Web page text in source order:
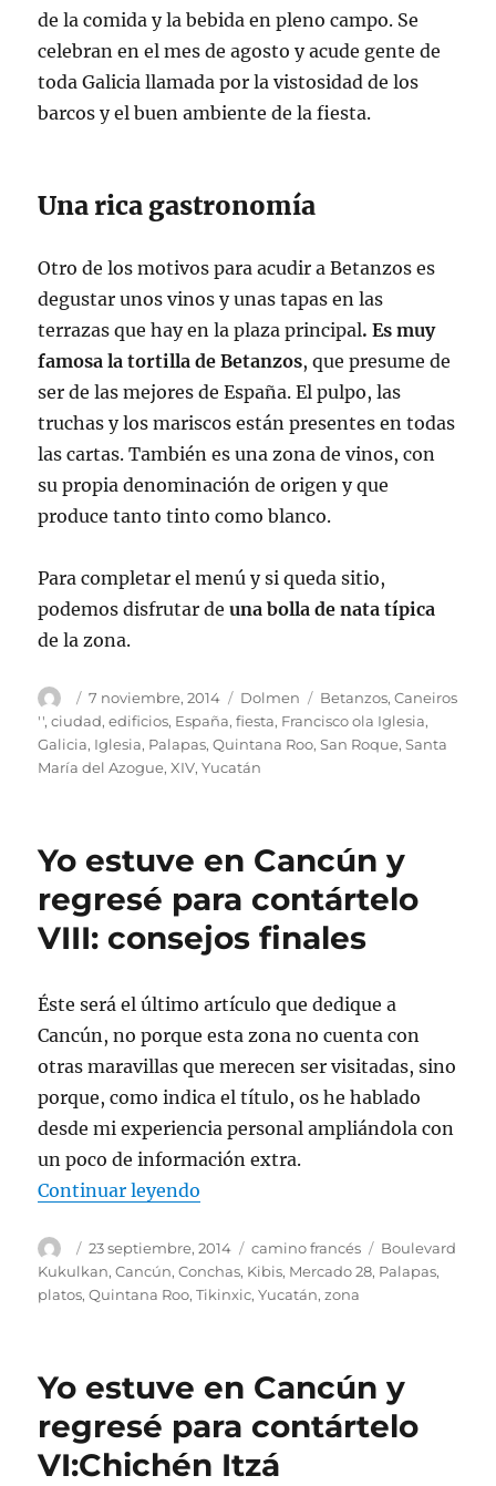
de la comida y la bebida en pleno campo. Se
celebran en el mes de agosto y acude gente de
toda Galicia llamada por la vistosidad de los
barcos y el buen ambiente de la fiesta.
Una rica gastronomía
Otro de los motivos para acudir a Betanzos es
degustar unos vinos y unas tapas en las
terrazas que hay en la plaza principal. Es muy
famosa la tortilla de Betanzos, que presume de
ser de las mejores de España. El pulpo, las
truchas y los mariscos están presentes en todas
las cartas. También es una zona de vinos, con
su propia denominación de origen y que
produce tanto tinto como blanco.
Para completar el menú y si queda sitio,
podemos disfrutar deuna bolla de nata típica
de la zona.
Autor
Publicado
el
7 noviembre, 2014 Categorías
Dolmen Etiquetas
Betanzos,Caneiros
'',ciudad,edificios, España,fiesta, Francisco ola Iglesia,
Galicia, Iglesia, Palapas,Quintana Roo,San Roque,Santa
María del Azogue,XIV,Yucatán
Yo estuve en Cancún y
regresé para contártelo
VIII: consejos finales
Éste será el último artículo que dedique a
Cancún, no porque esta zona no cuenta con
otras maravillas que merecen ser visitadas, sino
porque, como indica el título, os he hablado
desde mi experiencia personal ampliándola con
un poco de información extra.
Continuar leyendo
Autor
Publicado
el
23 septiembre, 2014 Categorías
camino francés Etiquetas
Boulevard
Kukulkan,Cancún,Conchas, Kibis, Mercado 28, Palapas,
platos,Quintana Roo,Tikinxic,Yucatán,zona
Yo estuve en Cancún y
regresé para contártelo
VI:Chichén Itzá